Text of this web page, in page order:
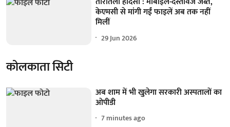
केएमसी से मांगी गईं फाइलें अब तक नहीं
मिलीं
29 Jun 2026
कोलकाता सिटी
अब शाम में भी खुलेगा सरकारी अस्पतालों का
ओपीडी
7 minutes ago